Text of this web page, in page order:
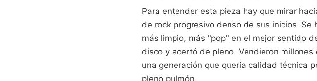
Para entender esta pieza hay que mirar
de rock progresivo denso de sus inicios.
más limpio, más "pop" en el mejor sentido
disco y acertó de pleno. Vendieron
una generación que quería calidad técnica
pleno pulmón.